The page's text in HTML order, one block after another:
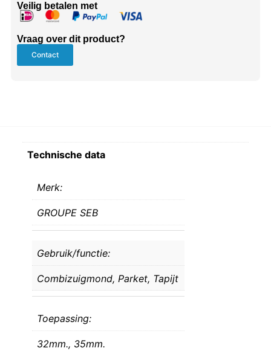
Veilig betalen met
Vraag over dit product?
Contact
Technische data
Merk:
GROUPE SEB
Gebruik/functie:
Combizuigmond, Parket, Tapijt
Toepassing:
32mm., 35mm.